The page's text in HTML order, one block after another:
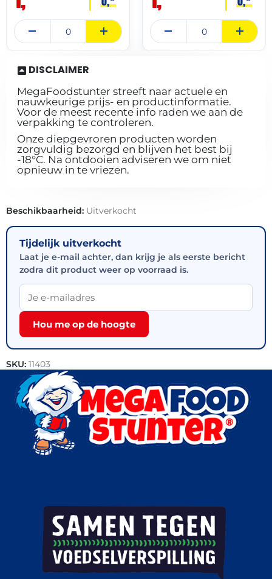
DISCLAIMER
MegaFoodstunter streeft naar actuele en
nauwkeurige prijs- en productinformatie.
Voor de meest recente info raden we aan de
verpakking te controleren.
Onze diepgevroren producten worden
zorgvuldig bezorgd en blijven het best bij
-18°C. Na ontdooien adviseren we om niet
opnieuw in te vriezen.
Beschikbaarheid: Uitverkocht
Tijdelijk uitverkocht
Laat je e-mail achter, dan krijg je als eerste bericht
zodra dit product weer op voorraad is.
Hou me op de hoogte
SKU: 11403
Categorie: Outlet